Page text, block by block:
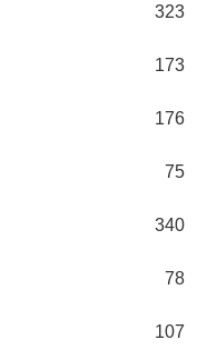
323
173
176
75
340
78
107